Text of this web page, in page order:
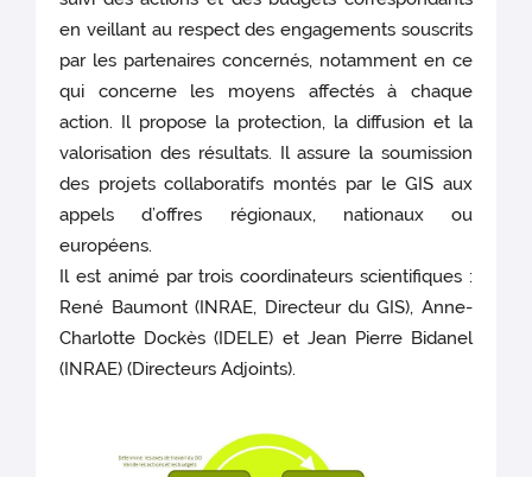
en veillant au respect des engagements souscrits
par les partenaires concernés, notamment en ce
qui concerne les moyens affectés à chaque
action. Il propose la protection, la diffusion et la
valorisation des résultats. Il assure la soumission
des projets collaboratifs montés par le GIS aux
appels d’offres régionaux, nationaux ou
européens.
Il est animé par trois coordinateurs scientifiques :
René Baumont (INRAE, Directeur du GIS), Anne-
Charlotte Dockès (IDELE) et Jean Pierre Bidanel
(INRAE) (Directeurs Adjoints).